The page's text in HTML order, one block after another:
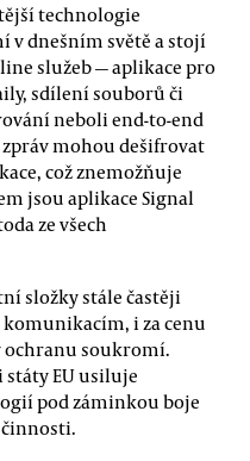
technologie
dnešním světě a stojí
služeb — aplikace pro
sdílení souborů či
neboli end-to-end
mohou dešifrovat
což znemožňuje
jsou aplikace Signal
ze všech
složky stále častěji
i za cenu
soukromí.
EU usiluje
pod záminkou boje